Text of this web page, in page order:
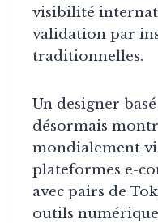
visibilité
validation par
traditionnelles.
Un designer
désormais
mondialement
plateformes e-
avec pairs de
outils